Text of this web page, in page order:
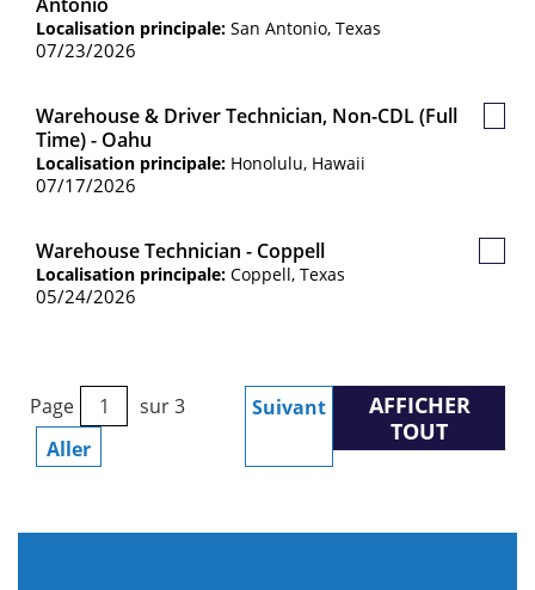
Antonio
Localisation principale: San Antonio, Texas
07/23/2026
Warehouse & Driver Technician, Non-CDL (Full
Time) - Oahu
Localisation principale: Honolulu, Hawaii
07/17/2026
Warehouse Technician - Coppell
Localisation principale: Coppell, Texas
05/24/2026
Page
sur 3
Aller
Suivant
AFFICHER
TOUT